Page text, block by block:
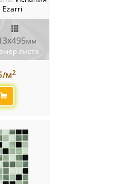
мм
листа
м2